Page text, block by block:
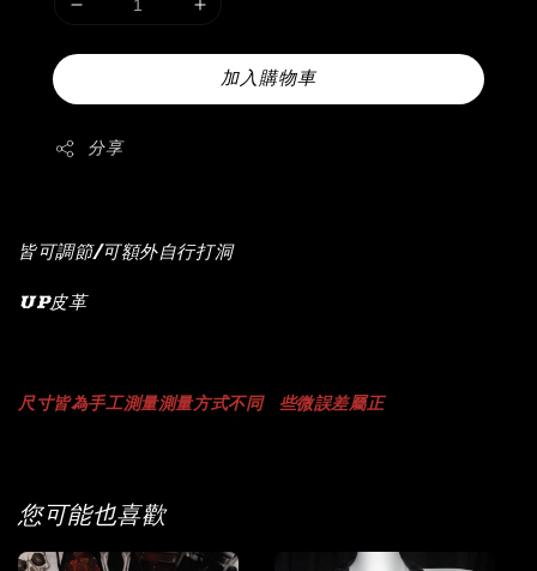
加入購物車
分享
皆可調節/可額外自行打洞
UP皮革
尺寸皆為手工測量測量方式不同 些微誤差屬正
您可能也喜歡